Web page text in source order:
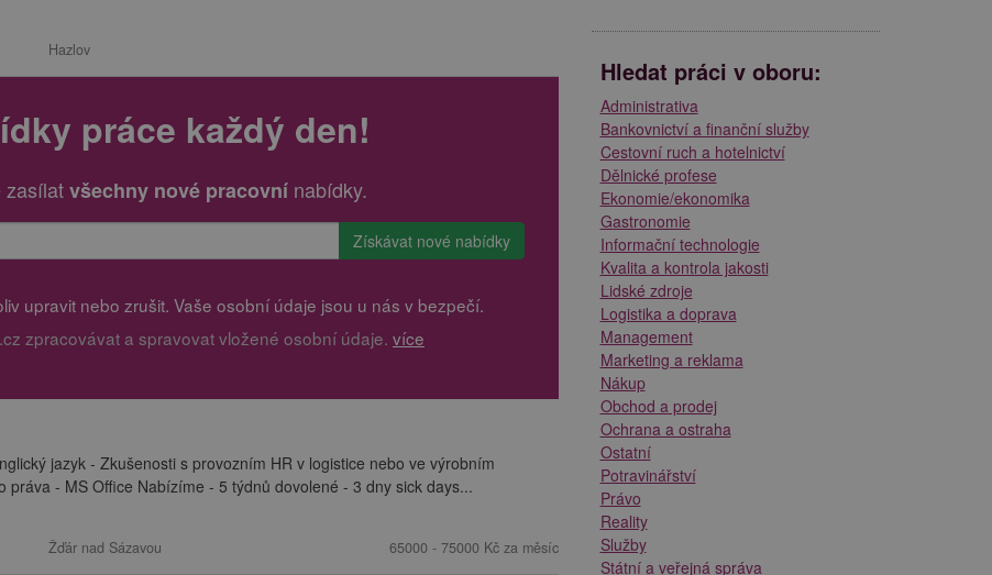
Hazlov
práce každý den!
zasílatvšechny nové pracovní nabídky.
upravit nebo zrušit. Vaše osobní údaje jsou u nás v bezpečí.
zpracovávat a spravovat vložené osobní údaje. více
jazyk - Zkušenosti s provozním HR v logistice nebo ve výrobním
- MS Office Nabízíme - 5 týdnů dovolené - 3 dny sick days...
Žďár nad Sázavou 65000 - 75000 Kč za měsíc
Hledat práci v oboru:
Administrativa
Bankovnictví a finanční služby
Cestovní ruch a hotelnictví
Dělnické profese
Ekonomie/ekonomika
Gastronomie
Informační technologie
Kvalita a kontrola jakosti
Lidské zdroje
Logistika a doprava
Management
Marketing a reklama
Nákup
Obchod a prodej
Ochrana a ostraha
Ostatní
Potravinářství
Právo
Reality
Služby
Státní a veřejná správa